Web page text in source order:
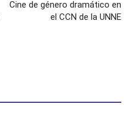
Cine de género dramático en
el CCN de la UNNE